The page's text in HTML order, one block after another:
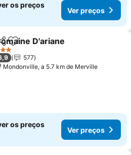
os preços
Ver preços
Adicionar aos favoritos
D'ariane
577
Mondonville, a 5.7 km de Merville
os preços
Ver preços